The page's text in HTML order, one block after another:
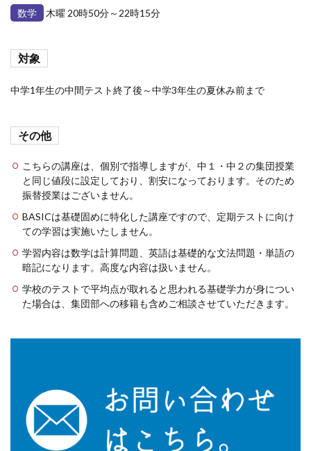
数学 木曜 20時50分～22時15分
対象
中学1年生の中間テスト終了後～中学3年生の夏休み前まで
その他
こちらの講座は、個別で指導しますが、中１・中２の集団授業
と同じ値段に設定しており、割安になっております。そのため
振替授業はございません。
BASICは基礎固めに特化した講座ですので、定期テストに向け
ての学習は実施いたしません。
学習内容は数学は計算問題、英語は基礎的な文法問題・単語の
暗記になります。高度な内容は扱いません。
学校のテストで平均点が取れると思われる基礎学力が身につい
た場合は、集団部への移籍も含めご相談させていただきます。